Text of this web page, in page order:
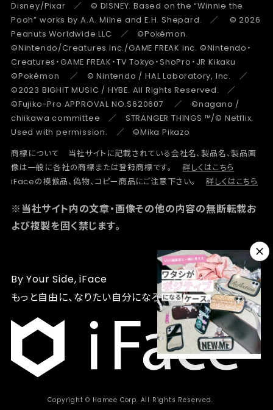
Disney/Pixar ／ © DISNEY. Based on the “Winnie the
Pooh” works by A.A. Milne and E.H. Shepard. ／ © 2026
Peanuts Worldwide LLC ／ ©Pokémon.
©Nintendo/Creatures Inc./GAME FREAK inc. ©Nintendo・
Creatures・GAME FREAK・TV Tokyo・ShoPro・JR Kikaku
©Pokémon ／ © Nintendo / HAL Laboratory, Inc. ／
©2023 BIGHIT MUSIC / HYBE. All Rights Reserved. ／
©Fujiko-Pro APPROVAL NO.S620607 ／ ©nagano /
chiikawa committee ／ STRANGER THINGS ™/© Netflix.
Used with permission. ／ ©Mika Pikazo
商標について 当社サイトに記載されている会社名、製品名、製品画
像は一般に各社の商標または登録商標です。
詳しくはこちら
iFaceの模倣品、偽物、コピー商品にご注意下さい。
詳しくはこちら
※当社サイト内の文章・画像その他の内容の無断転載お
よび複製を固く禁じます。
By Your Side, iFace
もっと自由に、なりたい自分になろう
Copyright © Hamee Corp. All Rights Reserved.